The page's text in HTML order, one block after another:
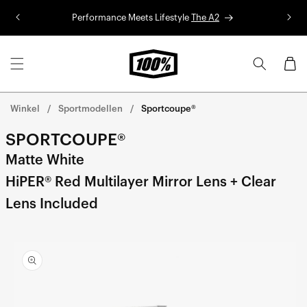
Performance Meets Lifestyle The A2
Winkel Sportmodellen Sportcoupe®
SPORTCOUPE®
Matte White
HiPER® Red Multilayer Mirror Lens + Clear
Lens Included